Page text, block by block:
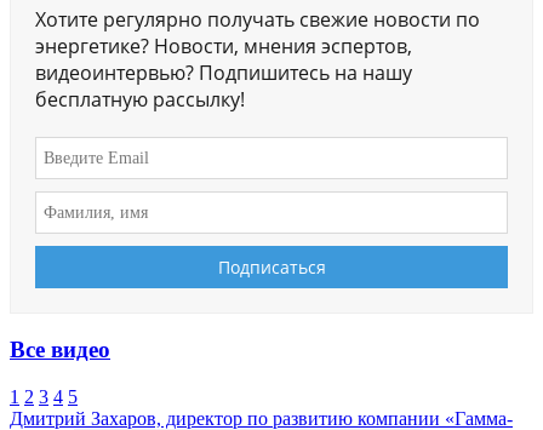
Хотите регулярно получать свежие новости по
энергетике? Новости, мнения эспертов,
видеоинтервью? Подпишитесь на нашу
бесплатную рассылку!
Все видео
1 2 3 4 5
Дмитрий Захаров, директор по развитию компании «Гамма-